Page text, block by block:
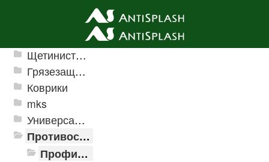
Ячеистые грязезащитные покрытия
Щетинистые покрытия
Грязезащитные, влаговпитывающие покрытия
Коврики
mks
Универсальные модульные покрытия
Противоскользящая защита для лестниц, профили, ленты
Профили алюминиевые с резиновой вставкой